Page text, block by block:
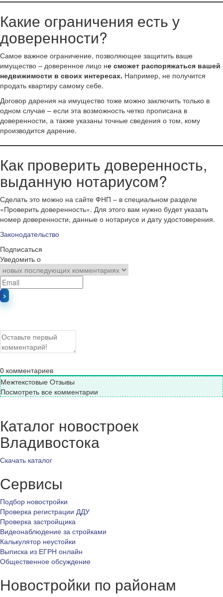
Какие ограничения есть у
доверенности?
Самое важное ограничение, позволяющее защитить ваше
имущество – доверенное лицо не сможет распоряжаться вашей
недвижимости в своих интересах. Например, не получится
продать квартиру самому себе.
Договор дарения на имущество тоже можно заключить только в
одном случае – если эта возможность четко прописана в
доверенности, а также указаны точные сведения о том, кому
производится дарение.
Как проверить доверенность,
выданную нотариусом?
Сделать это можно на сайте ФНП – в специальном разделе
«Проверить доверенность». Для этого вам нужно будет указать
номер доверенности, данные о нотариусе и дату удостоверения.
Законодательство
Подписаться
Уведомить о
0 комментариев
Межтекстовые Отзывы
Посмотреть все комментарии
Каталог новостроек
Владивостока
Скачать каталог
Сервисы
Подбор новостройки
Проверка регистрации ДДУ
Проверка застройщика
Видеонаблюдение за стройками
Калькулятор неустойки
Выписка из ЕГРН онлайн
Общественное обсуждение
Новостройки по районам